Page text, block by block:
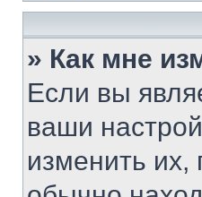
» Как мне
Если вы
ваши
изменить